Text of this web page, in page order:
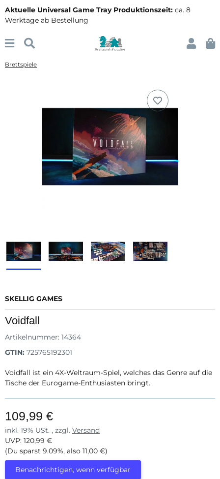
Aktuelle Universal Game Tray Produktionszeit: ca. 8
Werktage ab Bestellung
Brettspiele
SKELLIG GAMES
Voidfall
Artikelnummer: 14364
GTIN: 725765192301
Voidfall ist ein 4X-Weltraum-Spiel, welches das Genre auf die
Tische der Eurogame-Enthusiasten bringt.
109,99 €
inkl. 19% USt. , zzgl. Versand
UVP: 120,99 €
(Du sparst 9.09%, also 11,00 €)
Benachrichtigen, wenn verfügbar